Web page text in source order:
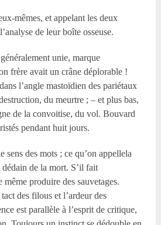
mêmes, et appelant les deux
de leur boîte osseuse.
unie, marque
frère avait un crâne déplorable !
l’angle mastoïdien des pariétaux
du meurtre ; – et plus bas,
de la convoitise, du vol. Bouvard
pendant huit jours.
sens des mots ; ce qu’on appellela
de la mort. S’il fait
produire des sauvetages.
des filous et l’ardeur des
est parallèle à l’esprit de critique,